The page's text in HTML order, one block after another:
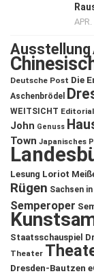
Ausstellung
Deutsche Post Die
Aschenbrödel
WEITSICHT Editorial
John Genuss
Town Japanisches
Lesung Loriot
Rügen Sachsen
Semperoper
Staatsschauspiel
Theater
Dresden-Bautzen